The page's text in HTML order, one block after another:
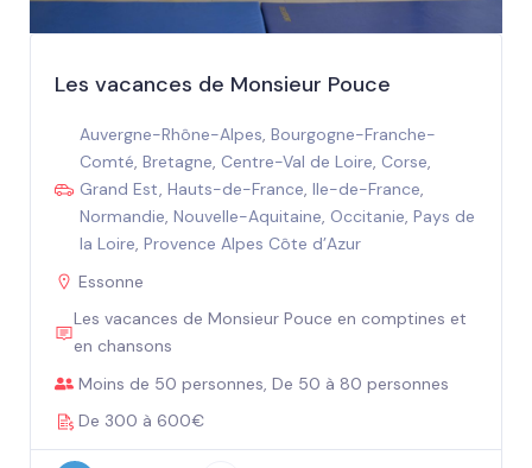
Les vacances de Monsieur Pouce
Auvergne-Rhône-Alpes, Bourgogne-Franche-
Comté, Bretagne, Centre-Val de Loire, Corse,
Grand Est, Hauts-de-France, Ile-de-France,
Normandie, Nouvelle-Aquitaine, Occitanie, Pays de
la Loire, Provence Alpes Côte d’Azur
Essonne
Les vacances de Monsieur Pouce en comptines et
en chansons
Moins de 50 personnes, De 50 à 80 personnes
De 300 à 600€